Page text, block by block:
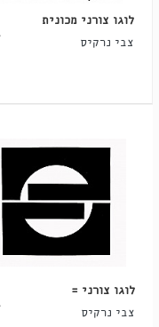
לוגו צורני מכונית
צבי נרקיס
לוגו צורני =
צבי נרקיס